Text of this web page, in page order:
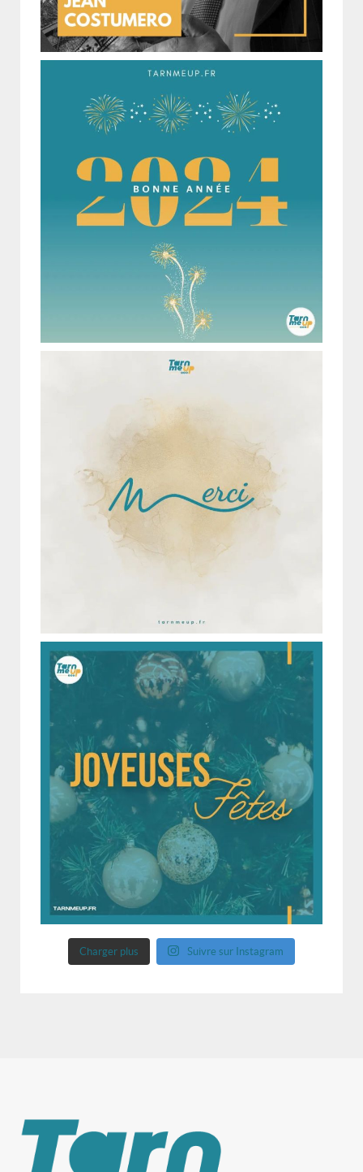
Charger plus Suivre sur Instagram